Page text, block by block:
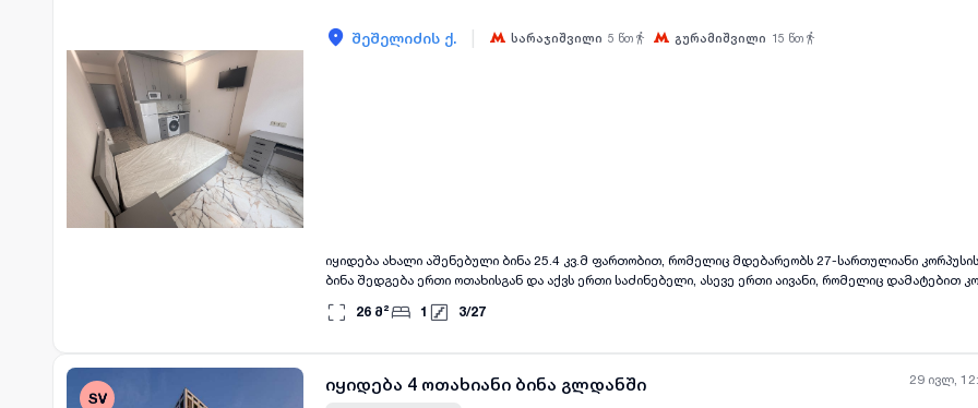
შეშელიძის ქ. სარაჯიშვილი 5 წთ გურამიშვილი 15 წთ
იყიდება ახალი აშენებული ბინა 25.4 კვ.მ ფართობით, რომელიც მდებარეობს 27-სართულიანი
ბინა შედგება ერთი ოთახისგან და აქვს ერთი საძინებელი, ასევე ერთი აივანი, რომელიც დამატებით
საცხოვრებელს ქალაქში. ახალი აშენებული სტატუსი უზრუნველყოფს უსაფრთხო და ხარისხიან გარემოს.
26 მ² 1 3/27
29 ივლ,
იყიდება 4 ოთახიანი ბინა გლდანში